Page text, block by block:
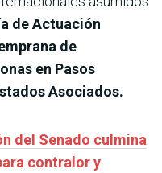
de Actuación
de
en Pasos
Asociados.
del Senado culmina
contralor y